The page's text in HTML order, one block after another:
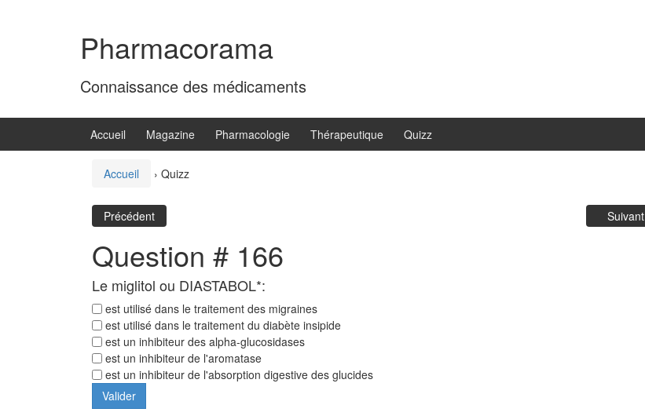
Pharmacorama
Connaissance des médicaments
Accueil Magazine Pharmacologie Thérapeutique Quizz
Accueil › Quizz
Précédent Suivant
Question # 166
Le miglitol ou DIASTABOL*:
est utilisé dans le traitement des migraines
est utilisé dans le traitement du diabète insipide
est un inhibiteur des alpha-glucosidases
est un inhibiteur de l'aromatase
est un inhibiteur de l'absorption digestive des glucides